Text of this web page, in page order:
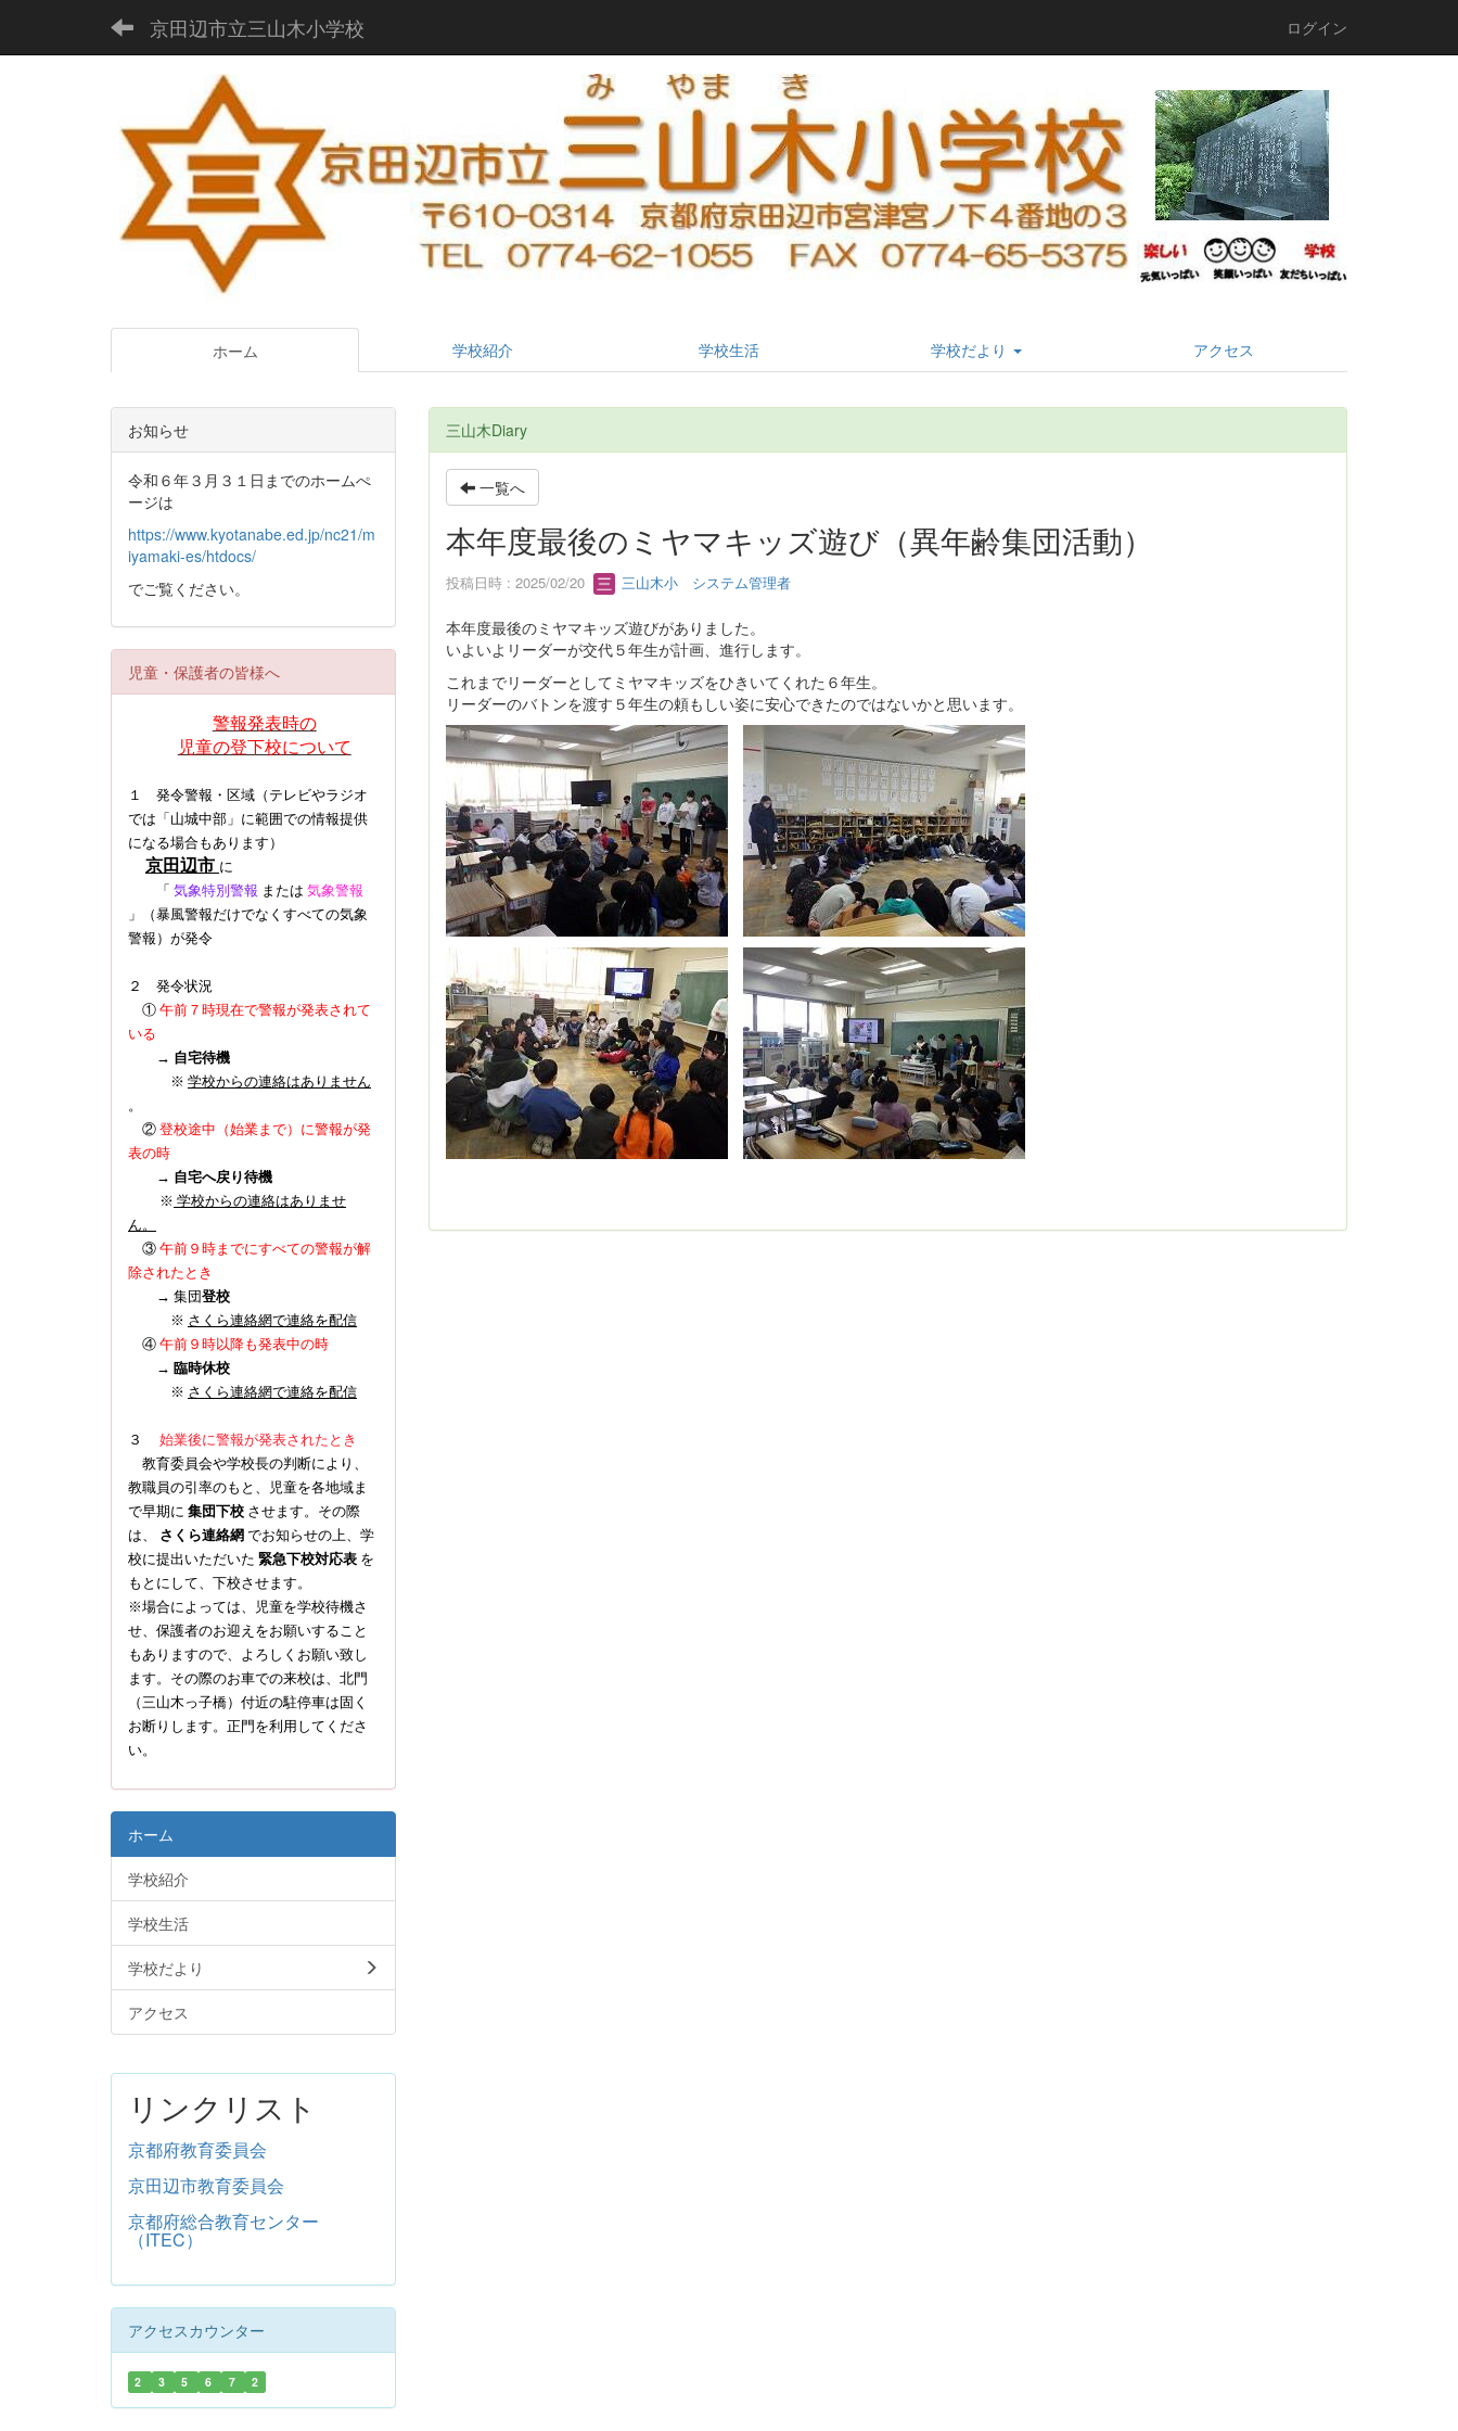
京田辺市立三山木小学校 ログイン
ホーム 学校紹介 学校生活 学校だより アクセス
三山木Diary
一覧へ
本年度最後のミヤマキッズ遊び（異年齢集団活動）
投稿日時 : 2025/02/20 三山木小 システム管理者
本年度最後のミヤマキッズ遊びがありました。
いよいよリーダーが交代５年生が計画、進行します。
これまでリーダーとしてミヤマキッズをひきいてくれた６年生。
リーダーのバトンを渡す５年生の頼もしい姿に安心できたのではないかと思います。
お知らせ
令和６年３月３１日までのホームぺ
ージは
https://www.kyotanabe.ed.jp/nc21/m
iyamaki-es/htdocs/
でご覧ください。
児童・保護者の皆様へ
警報発表時の
児童の登下校について
１ 発令警報・区域（テレビやラジオ
では「山城中部」に範囲での情報提供
になる場合もあります）
京田辺市 に
「 気象特別警報 または 気象警報
」（暴風警報だけでなくすべての気象
警報） が発令
２ 発令状況
① 午前７時現在で警報が発表されて
いる
→ 自宅待機
※ 学校からの連絡はありません
。
② 登校途中（始業まで）に警報が発
表の時
→ 自宅へ戻り待機
※ 学校からの連絡はありませ
ん。
③ 午前９時までにすべての警報が解
除されたとき
→ 集団登校
※ さくら連絡網で連絡を配信
④ 午前９時以降も発表中の時
→ 臨時休校
※ さくら連絡網で連絡を配信
３ 始業後に警報が発表されたとき
教育委員会や学校長の判断により、
教職員の引率のもと、児童を各地域ま
で早期に 集団下校 させます。その際
は、 さくら連絡網 でお知らせの上、学
校に提出いただいた 緊急下校対応表 を
もとにして、下校させます。
※場合によっては、児童を学校待機さ
せ、保護者のお迎えをお願いすること
もありますので、よろしくお願い致し
ます。その際のお車での来校は、北門
（三山木っ子橋）付近の駐停車は固く
お断りします。正門を利用してくださ
い。
ホーム
学校紹介
学校生活
学校だより
アクセス
リンクリスト
京都府教育委員会
京田辺市教育委員会
京都府総合教育センター
（ITEC）
アクセスカウンター
2 3 5 6 7 2